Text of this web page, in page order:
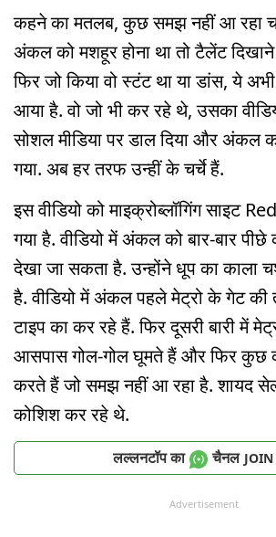
कहने का मतलब, कुछ समझ नहीं आ रहा
अंकल को मशहूर होना था तो टैलेंट
फिर जो किया वो स्टंट था या डांस, ये
आया है. वो जो भी कर रहे थे, उसका
सोशल मीडिया पर डाल दिया और अंकल
गया. अब हर तरफ उन्हीं के चर्चे हैं.
इस वीडियो को माइक्रोब्लॉगिंग साइट
गया है. वीडियो में अंकल को बार-बार
देखा जा सकता है. उन्होंने धूप का काला
है. वीडियो में अंकल पहले मेट्रो के गेट
टाइप का कर रहे हैं. फिर दूसरी बारी में
आसपास गोल-गोल घूमते हैं और फिर कुछ
करते हैं जो समझ नहीं आ रहा है. शायद
कोशिश कर रहे थे.
लल्लनटॉप का चैनल JOIN
Advertisement